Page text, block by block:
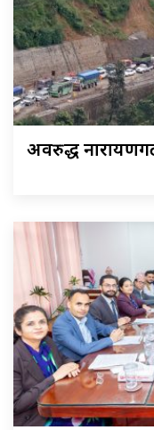
अवरुद्ध